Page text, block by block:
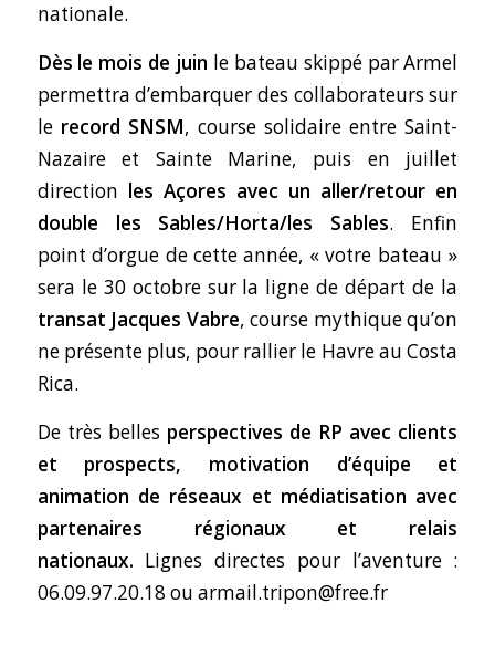
nationale.
Dès le mois de juin le bateau skippé par Armel
permettra d’embarquer des collaborateurs sur
le record SNSM, course solidaire entre Saint-
Nazaire et Sainte Marine, puis en juillet
direction les Açores avec un aller/retour en
double les Sables/Horta/les Sables. Enfin
point d’orgue de cette année, « votre bateau »
sera le 30 octobre sur la ligne de départ de la
transat Jacques Vabre, course mythique qu’on
ne présente plus, pour rallier le Havre au Costa
Rica.
De très belles perspectives de RP avec clients
et prospects, motivation d’équipe et
animation de réseaux et médiatisation avec
partenaires régionaux et relais
nationaux. Lignes directes pour l’aventure :
06.09.97.20.18 ou armail.tripon@free.fr